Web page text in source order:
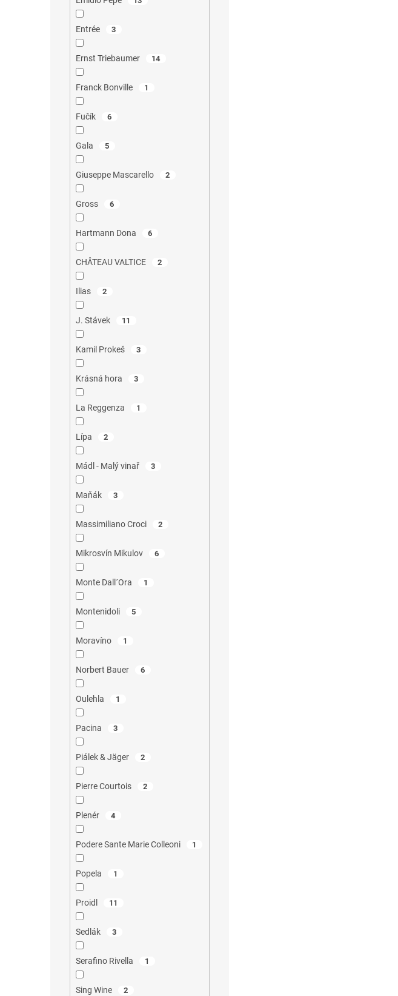
Entrée 3
Ernst Triebaumer 14
Franck Bonville 1
Fučík 6
Gala 5
Giuseppe Mascarello 2
Gross 6
Hartmann Dona 6
CHÂTEAU VALTICE 2
Ilias 2
J. Stávek 11
Kamil Prokeš 3
Krásná hora 3
La Reggenza 1
Lípa 2
Mádl - Malý vinař 3
Maňák 3
Massimiliano Croci 2
Mikrosvín Mikulov 6
Monte Dall´Ora 1
Montenidoli 5
Moravíno 1
Norbert Bauer 6
Oulehla 1
Pacina 3
Piálek & Jäger 2
Pierre Courtois 2
Plenér 4
Podere Sante Marie Colleoni 1
Popela 1
Proidl 11
Sedlák 3
Serafino Rivella 1
Sing Wine 2